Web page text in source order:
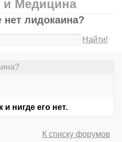
и Медицина
нет лидокаина?
Найти!
нигде его нет.
К списку форумов